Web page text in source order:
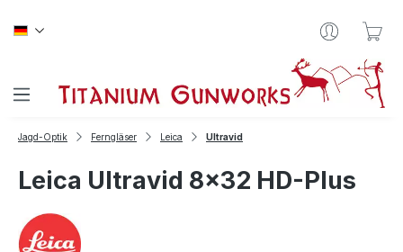
Jagd-Optik Ferngläser Leica Ultravid
Leica Ultravid 8x32 HD-Plus